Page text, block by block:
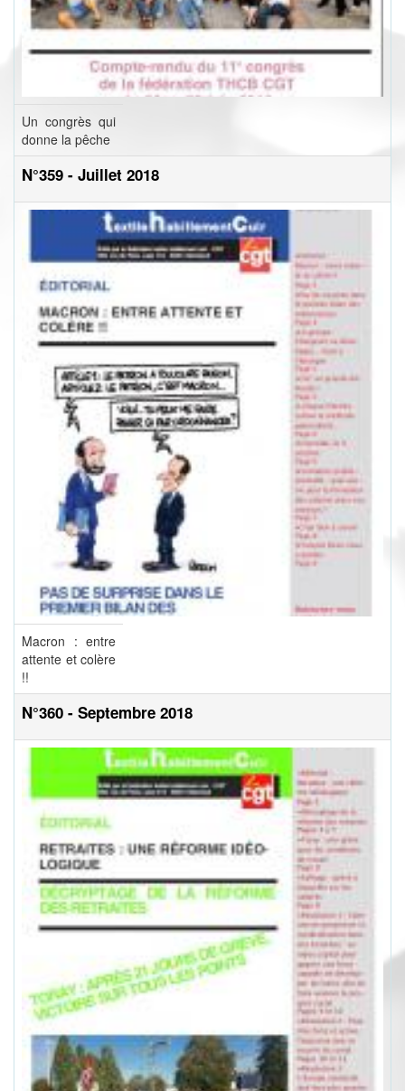
Un congrès qui
donne la pêche
N°359 - Juillet 2018
Macron : entre
attente et colère
!!
N°360 - Septembre 2018